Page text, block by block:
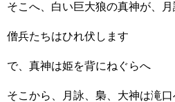
そこへ、白い巨大狼の真神が、
僧兵たちはひれ伏します
で、真神は姫を背にねぐらへ
そこから、月詠、梟、大神は滝